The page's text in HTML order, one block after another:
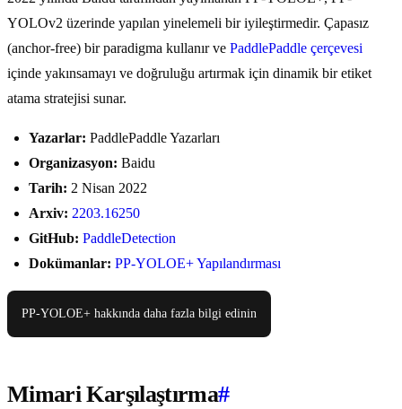
YOLOv2 üzerinde yapılan yinelemeli bir iyileştirmedir. Çapasız
(anchor-free) bir paradigma kullanır ve PaddlePaddle çerçevesi
içinde yakınsamayı ve doğruluğu artırmak için dinamik bir etiket
atama stratejisi sunar.
Yazarlar: PaddlePaddle Yazarları
Organizasyon: Baidu
Tarih: 2 Nisan 2022
Arxiv: 2203.16250
GitHub: PaddleDetection
Dokümanlar: PP-YOLOE+ Yapılandırması
PP-YOLOE+ hakkında daha fazla bilgi edinin
Mimari Karşılaştırma#